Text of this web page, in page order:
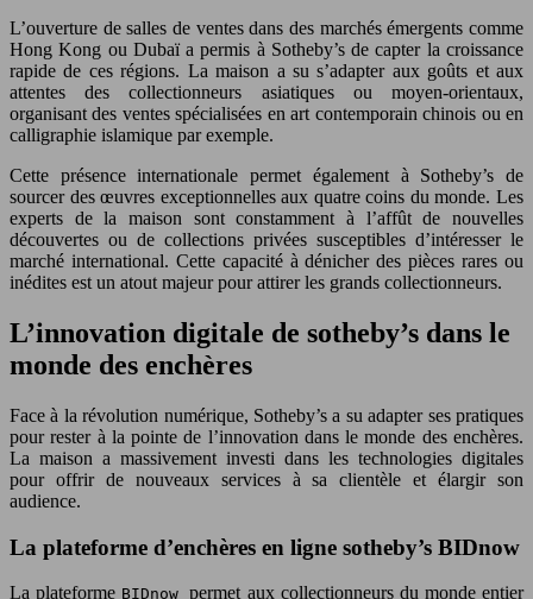
L’ouverture de salles de ventes dans des marchés émergents comme
Hong Kong ou Dubaï a permis à Sotheby’s de capter la croissance
rapide de ces régions. La maison a su s’adapter aux goûts et aux
attentes des collectionneurs asiatiques ou moyen-orientaux,
organisant des ventes spécialisées en art contemporain chinois ou en
calligraphie islamique par exemple.
Cette présence internationale permet également à Sotheby’s de
sourcer des œuvres exceptionnelles aux quatre coins du monde. Les
experts de la maison sont constamment à l’affût de nouvelles
découvertes ou de collections privées susceptibles d’intéresser le
marché international. Cette capacité à dénicher des pièces rares ou
inédites est un atout majeur pour attirer les grands collectionneurs.
L’innovation digitale de sotheby’s dans le
monde des enchères
Face à la révolution numérique, Sotheby’s a su adapter ses pratiques
pour rester à la pointe de l’innovation dans le monde des enchères.
La maison a massivement investi dans les technologies digitales
pour offrir de nouveaux services à sa clientèle et élargir son
audience.
La plateforme d’enchères en ligne sotheby’s BIDnow
La plateforme BIDnowpermet aux collectionneurs du monde entier